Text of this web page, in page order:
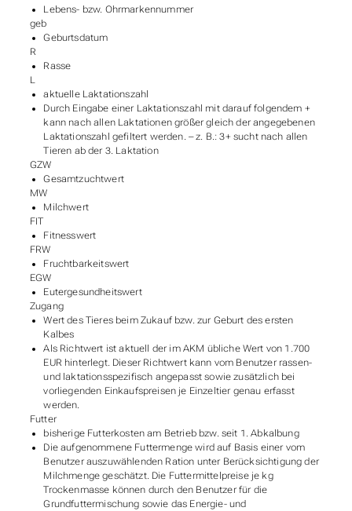
Lebens- bzw. Ohrmarkennummer
geb
Geburtsdatum
R
Rasse
L
aktuelle Laktationszahl
Durch Eingabe einer Laktationszahl mit darauf folgendem +
kann nach allen Laktationen größer gleich der angegebenen
Laktationszahl gefiltert werden. – z. B.: 3+ sucht nach allen
Tieren ab der 3. Laktation
GZW
Gesamtzuchtwert
MW
Milchwert
FIT
Fitnesswert
FRW
Fruchtbarkeitswert
EGW
Eutergesundheitswert
Zugang
Wert des Tieres beim Zukauf bzw. zur Geburt des ersten
Kalbes
Als Richtwert ist aktuell der im AKM übliche Wert von 1.700
EUR hinterlegt. Dieser Richtwert kann vom Benutzer rassen-
und laktationsspezifisch angepasst sowie zusätzlich bei
vorliegenden Einkaufspreisen je Einzeltier genau erfasst
werden.
Futter
bisherige Futterkosten am Betrieb bzw. seit 1. Abkalbung
Die aufgenommene Futtermenge wird auf Basis einer vom
Benutzer auszuwählenden Ration unter Berücksichtigung der
Milchmenge geschätzt. Die Futtermittelpreise je kg
Trockenmasse können durch den Benutzer für die
Grundfuttermischung sowie das Energie- und